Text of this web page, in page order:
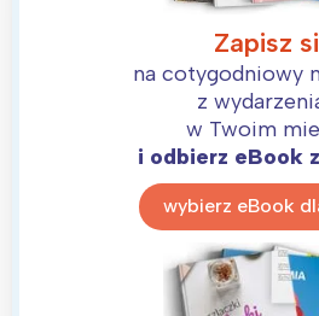
Zapisz
na cotygodniowy
z
w Twoim
i odbierz eBook
wybierz eBook
Trójmiasto
Wrocław
Wybieram